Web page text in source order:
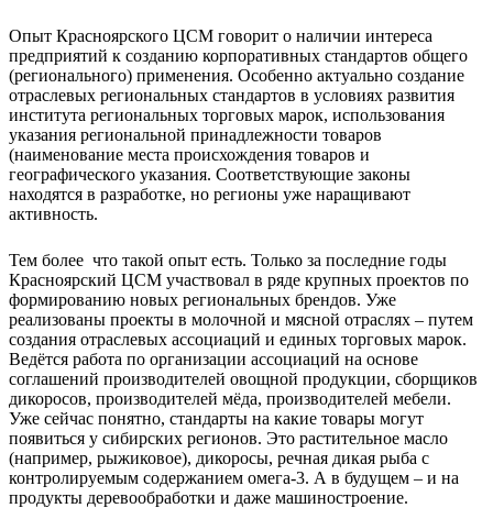
Опыт Красноярского ЦСМ говорит о наличии интереса
предприятий к созданию корпоративных стандартов общего
(регионального) применения. Особенно актуально создание
отраслевых региональных стандартов в условиях развития
института региональных торговых марок, использования
указания региональной принадлежности товаров
(наименование места происхождения товаров и
географического указания. Соответствующие законы
находятся в разработке, но регионы уже наращивают
активность.
Тем более что такой опыт есть. Только за последние годы
Красноярский ЦСМ участвовал в ряде крупных проектов по
формированию новых региональных брендов. Уже
реализованы проекты в молочной и мясной отраслях – путем
создания отраслевых ассоциаций и единых торговых марок.
Ведётся работа по организации ассоциаций на основе
соглашений производителей овощной продукции, сборщиков
дикоросов, производителей мёда, производителей мебели.
Уже сейчас понятно, стандарты на какие товары могут
появиться у сибирских регионов. Это растительное масло
(например, рыжиковое), дикоросы, речная дикая рыба с
контролируемым содержанием омега-3. А в будущем – и на
продукты деревообработки и даже машиностроение.